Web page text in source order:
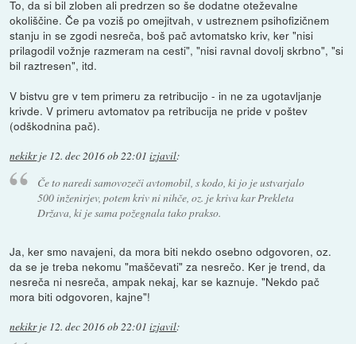
To, da si bil zloben ali predrzen so še dodatne oteževalne
okoliščine. Če pa voziš po omejitvah, v ustreznem psihofizičnem
stanju in se zgodi nesreča, boš pač avtomatsko kriv, ker "nisi
prilagodil vožnje razmeram na cesti", "nisi ravnal dovolj skrbno", "si
bil raztresen", itd.
V bistvu gre v tem primeru za retribucijo - in ne za ugotavljanje
krivde. V primeru avtomatov pa retribucija ne pride v poštev
(odškodnina pač).
nekikrje 12. dec 2016 ob 22:01 izjavil:
Če to naredi samovozeči avtomobil, s kodo, ki jo je ustvarjalo
500 inženirjev, potem kriv ni nihče, oz. je kriva kar Prekleta
Država, ki je sama požegnala tako prakso.
Ja, ker smo navajeni, da mora biti nekdo osebno odgovoren, oz.
da se je treba nekomu "maščevati" za nesrečo. Ker je trend, da
nesreča ni nesreča, ampak nekaj, kar se kaznuje. "Nekdo pač
mora biti odgovoren, kajne"!
nekikrje 12. dec 2016 ob 22:01 izjavil: